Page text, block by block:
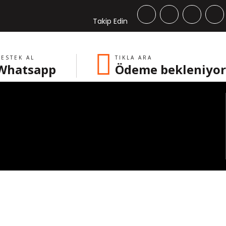
Takip Edin
AL TIKLA ARA
Ödeme bekleniyor